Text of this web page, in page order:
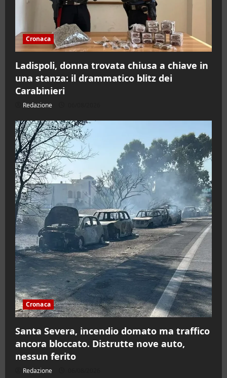
Cronaca
Ladispoli, donna trovata chiusa a chiave in
una stanza: il drammatico blitz dei
Carabinieri
Redazione
Cronaca
Santa Severa, incendio domato ma traffico
ancora bloccato. Distrutte nove auto,
nessun ferito
Redazione